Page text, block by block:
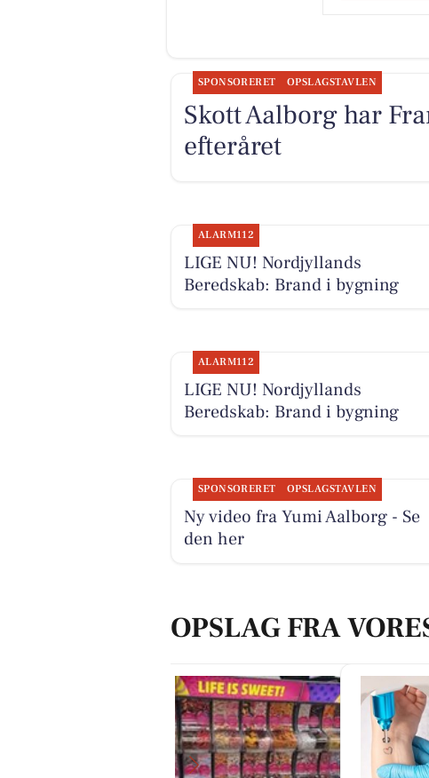
SPONSORERET OPSLAGSTAVLEN
Skott Aalborg har
efteråret
ALARM112
LIGE NU! Nordjyllands
Beredskab: Brand i bygning
ALARM112
LIGE NU! Nordjyllands
Beredskab: Brand i bygning
SPONSORERET OPSLAGSTAVLEN
Ny video fra Yumi Aalborg - Se
den her
OPSLAG FRA